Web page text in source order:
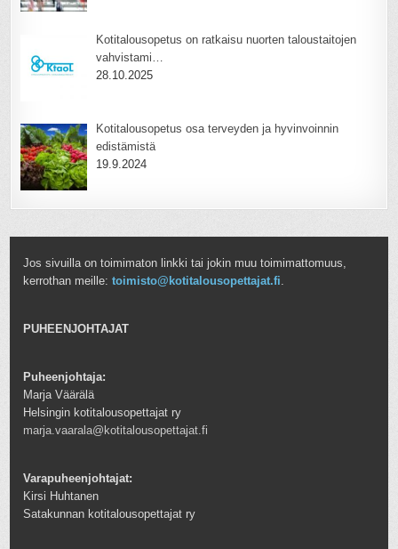
Kotitalousopetus on ratkaisu nuorten taloustaitojen
vahvistami…
28.10.2025
Kotitalousopetus osa terveyden ja hyvinvoinnin
edistämistä
19.9.2024
Jos sivuilla on toimimaton linkki tai jokin muu toimimattomuus,
kerrothan meille:toimisto@kotitalousopettajat.fi
PUHEENJOHTAJAT
Puheenjohtaja:
Marja Väärälä
Helsingin kotitalousopettajat ry
marja.vaarala@kotitalousopettajat.fi
Varapuheenjohtajat:
Kirsi Huhtanen
Satakunnan kotitalousopettajat ry